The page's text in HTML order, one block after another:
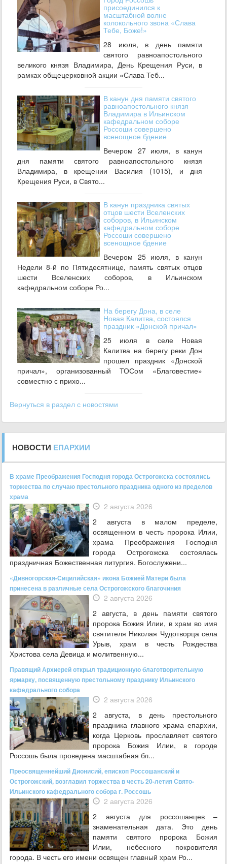
присоединился к
масштабной волне
колокольного звона «Слава
Тебе, Боже!»
28 июля, в день памяти
святого равноапостольного
великого князя Владимира, День Крещения Руси, в
рамках общецерковной акции «Слава Теб...
В канун дня памяти святого
равноапостольного князя
Владимира в Ильинском
кафедральном соборе
Россоши совершено
всенощное бдение
Вечером 27 июля, в канун
дня памяти святого равноапостольного князя
Владимира, в крещении Василия (1015), и дня
Крещения Руси, в Свято...
В канун праздника святых
отцов шести Вселенских
соборов, в Ильинском
кафедральном соборе
Россоши совершено
всенощное бдение
Вечером 25 июля, в канун
Недели 8-й по Пятидесятнице, память святых отцов
шести Вселенских соборов, в Ильинском
кафедральном соборе Ро...
На берегу Дона, в селе
Новая Калитва, состоялся
праздник «Донской причал»
25 июля в селе Новая
Калитва на берегу реки Дон
прошел праздник «Донской
причал», организованный ТОСом «Благовестие»
совместно с прихо...
Вернуться в раздел с новостями
НОВОСТИ ЕПАРХИИ
В храме Преображения Господня города Острогожска состоялись
торжества по случаю престольного праздника одного из пределов
храма
2 августа 2026
2 августа в малом пределе,
освященном в честь пророка Илии,
храма Преображения Господня
города Острогожска состоялась
праздничная Божественная литургия. Богослужени...
«Дивногорская-Сицилийская» икона Божией Матери была
принесена в различные села Острогожского благочиния
2 августа 2026
2 августа, в день памяти святого
пророка Божия Илии, в храм во имя
святителя Николая Чудотворца села
Урыв, храм в честь Рождества
Христова села Девица и молитвенную...
Правящий Архиерей открыл традиционную благотворительную
ярмарку, посвященную престольному празднику Ильинского
кафедрального собора
2 августа 2026
2 августа, в день престольного
праздника главного храма епархии,
когда Церковь прославляет святого
пророка Божия Илии, в городе
Россошь была проведена масштабная бл...
Преосвященнейший Дионисий, епископ Россошанский и
Острогожский, возглавил торжества в честь 20-летия Свято-
Ильинского кафедрального собора г. Россошь
2 августа 2026
2 августа для россошанцев –
знаменательная дата. Это день
памяти святого пророка Божия
Илии, небесного покровителя
города. В честь его имени освящен главный храм Ро...